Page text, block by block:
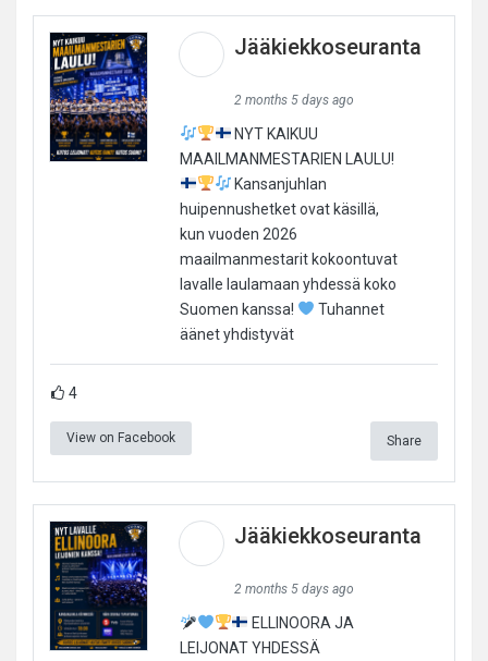
Jääkiekkoseuranta
2 months 5 days ago
NYT KAIKUU
MAAILMANMESTARIEN LAULU!
Kansanjuhlan
huipennushetket ovat käsillä,
kun vuoden 2026
maailmanmestarit kokoontuvat
lavalle laulamaan yhdessä koko
Suomen kanssa!
Tuhannet
äänet yhdistyvät
4
View on Facebook Share
Jääkiekkoseuranta
2 months 5 days ago
ELLINOORA JA
LEIJONAT YHDESSÄ